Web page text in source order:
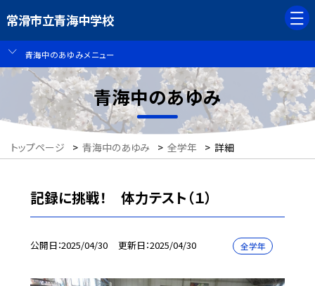
常滑市立青海中学校
青海中のあゆみメニュー
青海中のあゆみ
トップページ > 青海中のあゆみ > 全学年 > 詳細
記録に挑戦！ 体力テスト（１）
公開日 2025/04/30 更新日 2025/04/30 全学年